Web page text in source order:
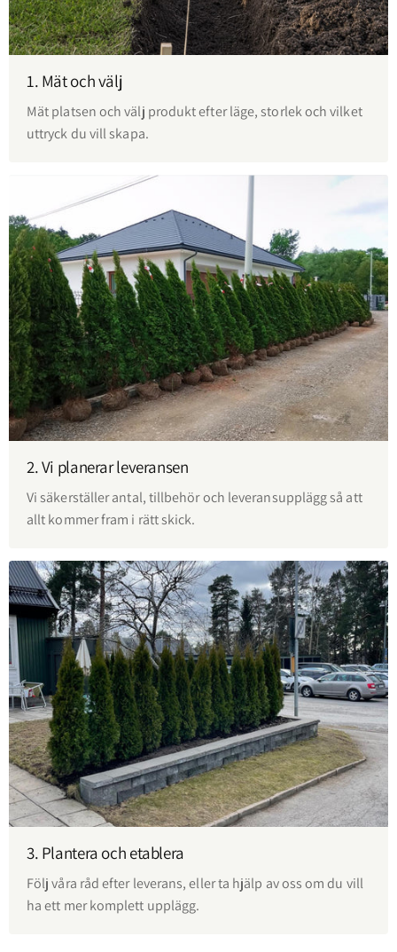
1. Mät och välj
Mät platsen och välj produkt efter läge, storlek och vilket
uttryck du vill skapa.
2. Vi planerar leveransen
Vi säkerställer antal, tillbehör och leveransupplägg så att
allt kommer fram i rätt skick.
3. Plantera och etablera
Följ våra råd efter leverans, eller ta hjälp av oss om du vill
ha ett mer komplett upplägg.